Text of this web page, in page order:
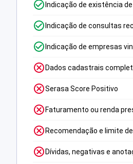
Indicação de existência
Indicação de consultas
Indicação de empresas
Dados cadastrais
Serasa Score Positivo
Faturamento ou renda
Recomendação e limite
Dívidas, negativas e